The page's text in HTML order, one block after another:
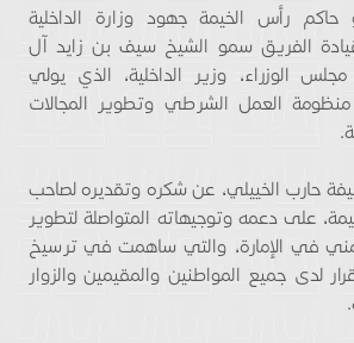
رأس الخيمة جهود وزارة الداخلية
بقيادة الفريق سمو الشيخ سيف بن زايد آل
الوزراء، وزير الداخلية، الذي يولي
منظومة العمل الشرطي وتطوير المجالات
حارب الخييلي، عن شكره وتقديره لصاحب
على دعمه وتوجيهاته المتواصلة لتطوير
في الإمارة، والتي ساهمت في ترسيخ
لدى جميع المواطنين والمقيمين والزوار